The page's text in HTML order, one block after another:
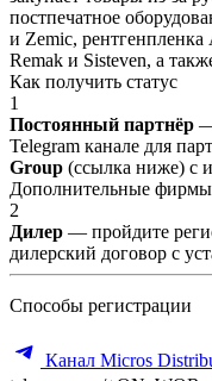
постпечатное
и Zemic, рентгенпленка
Remak и Sisteven, а
Как получить статус
1
Постоянный партнёр —
Telegram канале для
Group (ссылка ниже) с
Дополнительные фирмы
2
Дилер — пройдите
дилерский договор с
Способы регистрации
Канал Micros